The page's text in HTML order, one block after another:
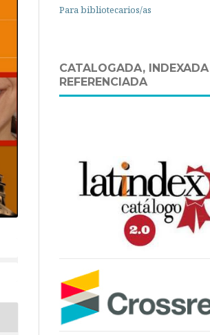
Para bibliotecarios/as
CATALOGADA,
REFERENCIADA